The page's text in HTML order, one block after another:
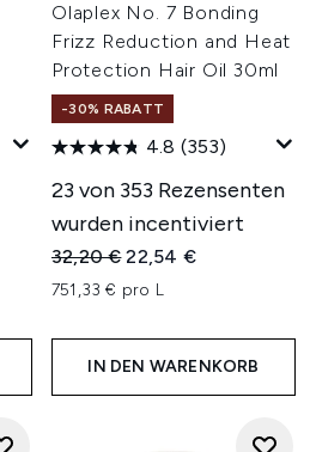
Olaplex No. 7 Bonding
Frizz Reduction and Heat
Protection Hair Oil 30ml
-30% RABATT
4.8 (353)
23 von 353 Rezensenten
wurden incentiviert
Unverbindliche
32,20 €Aktueller Preis:
22,54 €
751,33 € pro L
IN DEN WARENKORB